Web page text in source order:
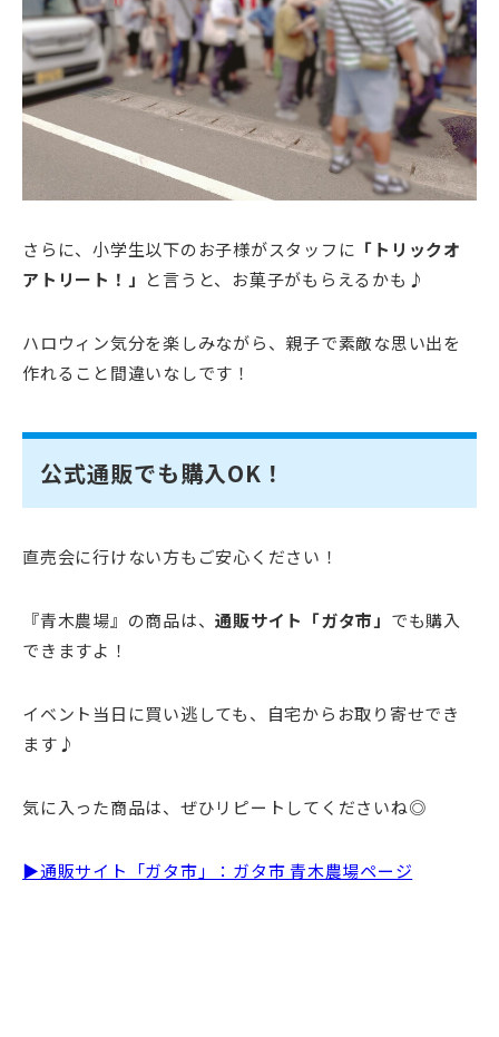
さらに、小学生以下のお子様がスタッフに 「トリックオ
アトリート！」 と言うと、お菓子がもらえるかも♪
ハロウィン気分を楽しみながら、親子で素敵な思い出を
作れること間違いなしです！
公式通販でも購入OK！
直売会に行けない方もご安心ください！
『青木農場』の商品は、通販サイト「ガタ市」 でも購入
できますよ！
イベント当日に買い逃しても、自宅からお取り寄せでき
ます♪
気に入った商品は、ぜひリピートしてくださいね◎
▶通販サイト「ガタ市」：ガタ市 青木農場ページ